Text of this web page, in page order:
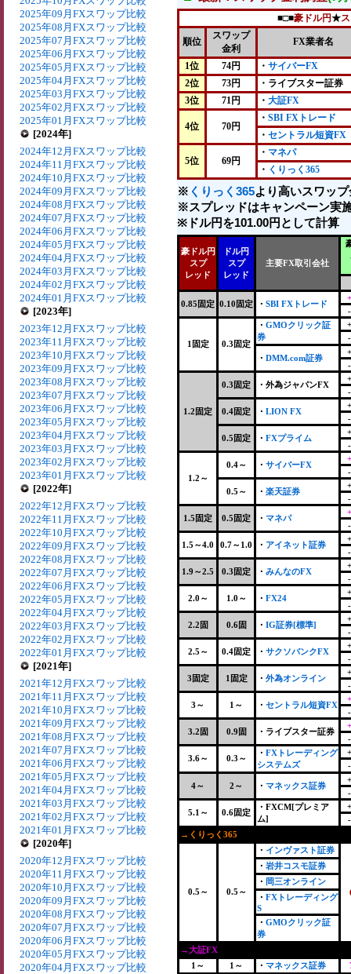
2025年09月FXスワップ比較
2025年08月FXスワップ比較
2025年07月FXスワップ比較
2025年06月FXスワップ比較
2025年05月FXスワップ比較
2025年04月FXスワップ比較
2025年03月FXスワップ比較
2025年02月FXスワップ比較
2025年01月FXスワップ比較
[2024年]
2024年12月FXスワップ比較
2024年11月FXスワップ比較
2024年10月FXスワップ比較
2024年09月FXスワップ比較
2024年08月FXスワップ比較
2024年07月FXスワップ比較
2024年06月FXスワップ比較
2024年05月FXスワップ比較
2024年04月FXスワップ比較
2024年03月FXスワップ比較
2024年02月FXスワップ比較
2024年01月FXスワップ比較
[2023年]
2023年12月FXスワップ比較
2023年11月FXスワップ比較
2023年10月FXスワップ比較
2023年09月FXスワップ比較
2023年08月FXスワップ比較
2023年07月FXスワップ比較
2023年06月FXスワップ比較
2023年05月FXスワップ比較
2023年04月FXスワップ比較
2023年03月FXスワップ比較
2023年02月FXスワップ比較
2023年01月FXスワップ比較
[2022年]
2022年12月FXスワップ比較
2022年11月FXスワップ比較
2022年10月FXスワップ比較
2022年09月FXスワップ比較
2022年08月FXスワップ比較
2022年07月FXスワップ比較
2022年06月FXスワップ比較
2022年05月FXスワップ比較
2022年04月FXスワップ比較
2022年03月FXスワップ比較
2022年02月FXスワップ比較
2022年01月FXスワップ比較
[2021年]
2021年12月FXスワップ比較
2021年11月FXスワップ比較
2021年10月FXスワップ比較
2021年09月FXスワップ比較
2021年08月FXスワップ比較
2021年07月FXスワップ比較
2021年06月FXスワップ比較
2021年05月FXスワップ比較
2021年04月FXスワップ比較
2021年03月FXスワップ比較
2021年02月FXスワップ比較
2021年01月FXスワップ比較
[2020年]
2020年12月FXスワップ比較
2020年11月FXスワップ比較
2020年10月FXスワップ比較
2020年09月FXスワップ比較
2020年08月FXスワップ比較
2020年07月FXスワップ比較
2020年06月FXスワップ比較
2020年05月FXスワップ比較
2020年04月FXスワップ比較
■□■豪ドル円★
順位
スワップ
金利
FX業者名
1位 74円 ・ サイバーFX
2位
73円
・ライブスター証券
3位
71円 ・ 大証FX
4位 70円
・ SBI FXトレード
・ セントラル短資FX
5位 69円
・ マネパ
・ くりっく365
※ くりっく365より高いスワッ
※スプレッドはキャンペーン実
※ドル円を101.00円として計算
豪ドル円
スプ
レッド
ドル円
スプ
レッド
主要FX取引会社
0.85固定 0.10固定 ・ SBI FXトレード
1固定 0.3固定
・ GMOクリック証
券
・ DMM.com証券
1.2固定
0.3固定 ・ 外為ジャパンFX
0.4固定 ・ LION FX
0.5固定 ・ FXプライム
1.2～
0.4～ ・ サイバーFX
0.5～ ・ 楽天証券
1.5固定 0.5固定 ・ マネパ
1.5～4.0 0.7～1.0 ・ アイネット証券
1.9～2.5 0.3固定 ・ みんなのFX
2.0～ 1.0～ ・ FX24
2.2固 0.6固 ・ IG証券[標準]
2.5～ 0.4固定 ・ サクソバンクFX
3固定 1固定 ・ 外為オンライン
3～ 1～ ・ セントラル短資FX
3.2固 0.9固 ・ライブスター証券
3.6～ 0.3～
・ FXトレーディング
システムズ
4～ 2～ ・ マネックス証券
5.1～ 0.6固定
・FXCM[プレミア
ム]
→くりっく365
0.5～ 0.5～
・ インヴァスト証券
・ 岩井コスモ証券
・ 岡三オンライン
・ FXトレーディング
S
・ GMOクリック証
券
→大証FX
1～
1～ ・ マネックス証券